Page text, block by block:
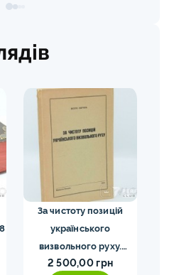
За чистоту позицій
українського
визвольного руху.
Мірчук П. 1955
2 500,00 грн